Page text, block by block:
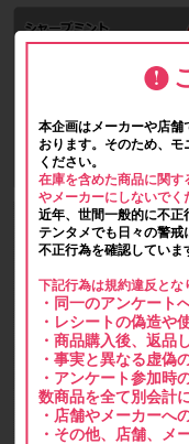
本企画はメーカーや店
おります。そのため、
ください。
在庫を含めた商品に関
やメーカーにしないでく
近年、世間一般的に不正
テンタメでも日々の警戒
不正行為を確認していま
下記行為は規約違反とな
・同一のアンケート
・レシートの偽造や
・商品購入後、返品
・事実と異なる虚偽
・アンケート参加時
数商品を全て別会計
・店舗やメーカーへ
・その他、店舗、メ